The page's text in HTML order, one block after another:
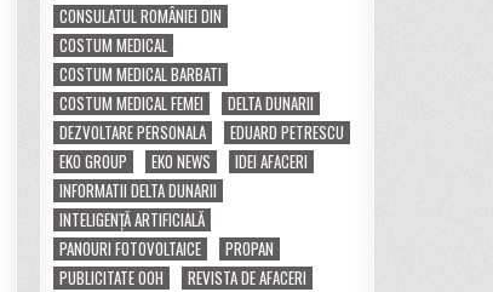
CONSULATUL ROMÂNIEI DIN
COSTUM MEDICAL
COSTUM MEDICAL BARBATI
COSTUM MEDICAL FEMEI
DELTA DUNARII
DEZVOLTARE PERSONALA
EDUARD PETRESCU
EKO GROUP
EKO NEWS
IDEI AFACERI
INFORMATII DELTA DUNARII
INTELIGENȚĂ ARTIFICIALĂ
PANOURI FOTOVOLTAICE
PROPAN
PUBLICITATE OOH
REVISTA DE AFACERI